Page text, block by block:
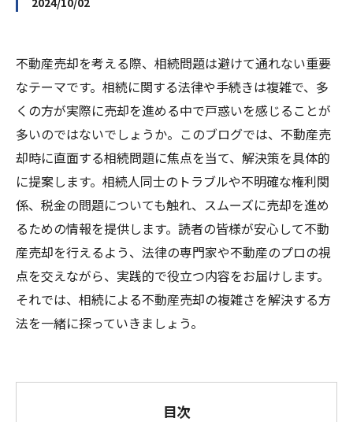
不動産売却を考える際、相続問題は避けて通れない重要
なテーマです。相続に関する法律や手続きは複雑で、多
くの方が実際に売却を進める中で戸惑いを感じることが
多いのではないでしょうか。このブログでは、不動産売
却時に直面する相続問題に焦点を当て、解決策を具体的
に提案します。相続人同士のトラブルや不明確な権利関
係、税金の問題についても触れ、スムーズに売却を進め
るための情報を提供します。読者の皆様が安心して不動
産売却を行えるよう、法律の専門家や不動産のプロの視
点を交えながら、実践的で役立つ内容をお届けします。
それでは、相続による不動産売却の複雑さを解決する方
法を一緒に探っていきましょう。
目次